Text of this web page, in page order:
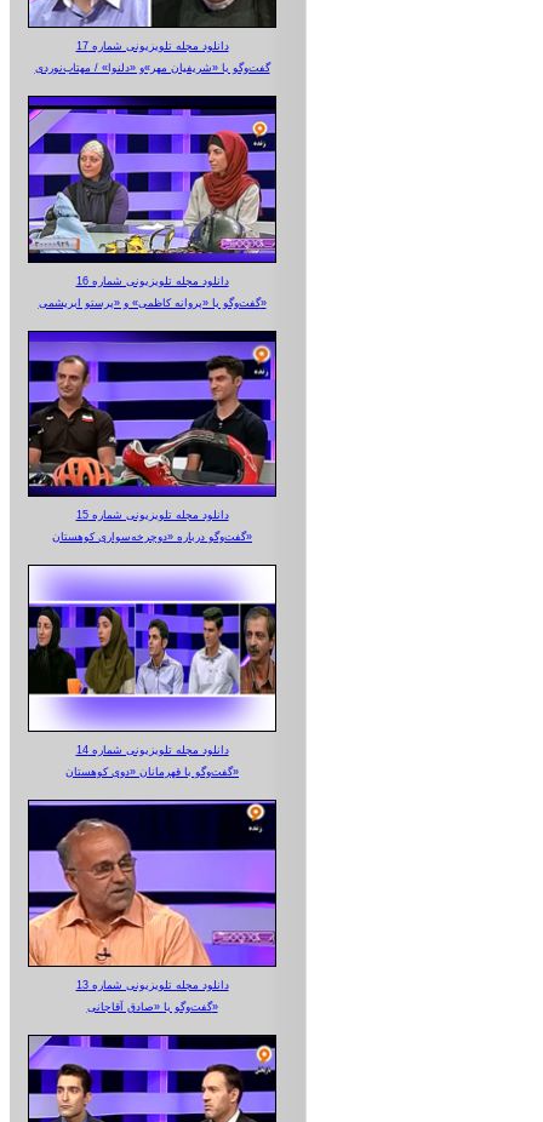
دانلود مجله تلویزیونی شماره 17
گفت‌وگو با «شریفیان مهر»‌و «دلنوا» / مهتاب‌نوردی
دانلود مجله تلویزیونی شماره 16
گفت‌وگو با «پروانه کاظمی» و «پرستو‌ ابریشمی»
دانلود مجله تلویزیونی شماره 15
گفت‌وگو درباره «دوچرخه‌سواری کوهستان»
دانلود مجله تلویزیونی شماره 14
گفت‌وگو با قهرمانان «دوی کوهستان»
دانلود مجله تلویزیونی شماره 13
گفت‌وگو با «صادق آقاجانی»